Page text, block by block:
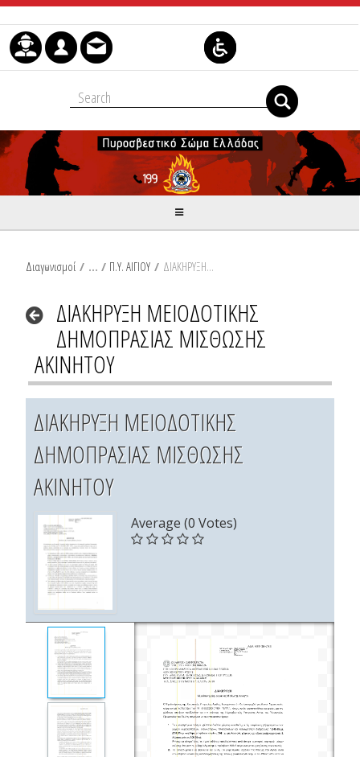
Skip to Content
Διαγωνισμοί / Π.Υ. ΑΙΓΙΟΥ / ΔΙΑΚΗΡΥΞΗ ΜΕΙΟΔΟΤΙΚΗΣ ΔΗΜΟΠΡΑΣΙΑΣ ΜΙΣΘΩΣΗΣ ΑΚΙΝΗΤΟΥ
ΔΙΑΚΗΡΥΞΗ ΜΕΙΟΔΟΤΙΚΗΣ
ΔΗΜΟΠΡΑΣΙΑΣ ΜΙΣΘΩΣΗΣ
ΑΚΙΝΗΤΟΥ
ΔΙΑΚΗΡΥΞΗ ΜΕΙΟΔΟΤΙΚΗΣ
ΔΗΜΟΠΡΑΣΙΑΣ ΜΙΣΘΩΣΗΣ
ΑΚΙΝΗΤΟΥ
Average (0 Votes)